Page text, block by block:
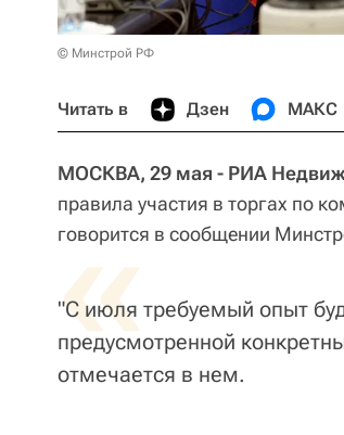
© Минстрой РФ
Читать в Дзен МАКС
МОСКВА, 29 мая - РИА
правила участия в торгах по
говорится в сообщении
«
"С июля требуемый опыт
предусмотренной
отмечается в нем.